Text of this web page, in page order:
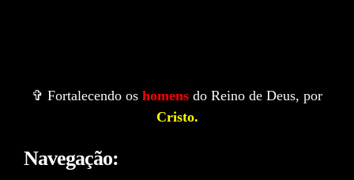
✞ Fortalecendo os homens do Reino de Deus, por
Cristo.
Navegação: